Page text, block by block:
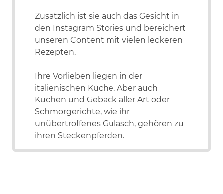
Zusätzlich ist sie auch das Gesicht in
den Instagram Stories und bereichert
unseren Content mit vielen leckeren
Rezepten.
Ihre Vorlieben liegen in der
italienischen Küche. Aber auch
Kuchen und Gebäck aller Art oder
Schmorgerichte, wie ihr
unübertroffenes Gulasch, gehören zu
ihren Steckenpferden.